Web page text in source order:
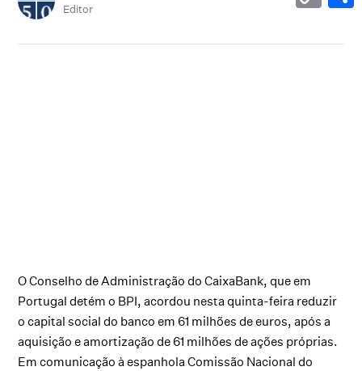
Editor
O Conselho de Administração do CaixaBank, que em
Portugal detém o BPI, acordou nesta quinta-feira reduzir
o capital social do banco em 61 milhões de euros, após a
aquisição e amortização de 61 milhões de ações próprias.
Em comunicação à espanhola Comissão Nacional do